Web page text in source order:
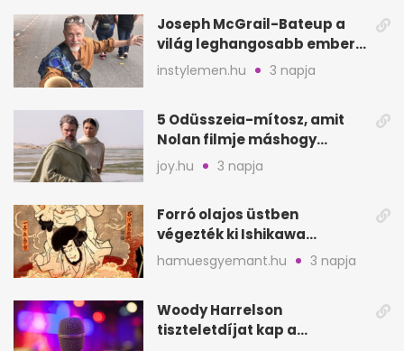
Joseph McGrail-Bateup a
világ leghangosabb embere
lett Ausztráliából
instylemen.hu 3 napja
5 Odüsszeia-mítosz, amit
Nolan filmje máshogy
mutat, mint Homérosz
joy.hu 3 napja
Forró olajos üstben
végezték ki Ishikawa
Goemont, Japán Robin
Hoodját
hamuesgyemant.hu 3 napja
Woody Harrelson
tiszteletdíjat kap a